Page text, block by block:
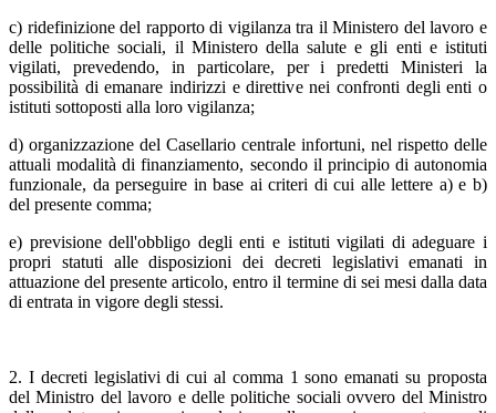
c) ridefinizione del rapporto di vigilanza tra il Ministero del lavoro e
delle politiche sociali, il Ministero della salute e gli enti e istituti
vigilati, prevedendo, in particolare, per i predetti Ministeri la
possibilità di emanare indirizzi e direttive nei confronti degli enti o
istituti sottoposti alla loro vigilanza;
d) organizzazione del Casellario centrale infortuni, nel rispetto delle
attuali modalità di finanziamento, secondo il principio di autonomia
funzionale, da perseguire in base ai criteri di cui alle lettere a) e b)
del presente comma;
e) previsione dell'obbligo degli enti e istituti vigilati di adeguare i
propri statuti alle disposizioni dei decreti legislativi emanati in
attuazione del presente articolo, entro il termine di sei mesi dalla data
di entrata in vigore degli stessi.
2. I decreti legislativi di cui al comma 1 sono emanati su proposta
del Ministro del lavoro e delle politiche sociali ovvero del Ministro